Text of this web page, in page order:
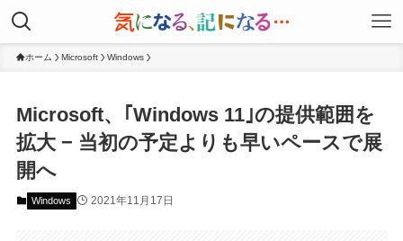
ホーム Microsoft Windows
Microsoft、｢Windows 11｣の提供範囲を
拡大 − 当初の予定よりも早いペースで展
開へ
Windows 2021年11月17日